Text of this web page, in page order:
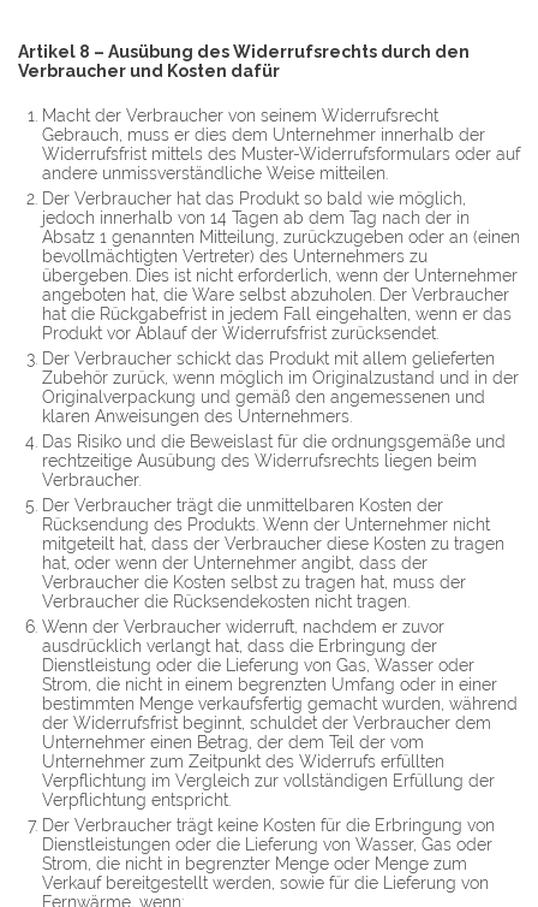
Artikel 8 – Ausübung des Widerrufsrechts durch den
Verbraucher und Kosten dafür
Macht der Verbraucher von seinem Widerrufsrecht
Gebrauch, muss er dies dem Unternehmer innerhalb der
Widerrufsfrist mittels des Muster-Widerrufsformulars oder auf
andere unmissverständliche Weise mitteilen.
Der Verbraucher hat das Produkt so bald wie möglich,
jedoch innerhalb von 14 Tagen ab dem Tag nach der in
Absatz 1 genannten Mitteilung, zurückzugeben oder an (einen
bevollmächtigten Vertreter) des Unternehmers zu
übergeben. Dies ist nicht erforderlich, wenn der Unternehmer
angeboten hat, die Ware selbst abzuholen. Der Verbraucher
hat die Rückgabefrist in jedem Fall eingehalten, wenn er das
Produkt vor Ablauf der Widerrufsfrist zurücksendet.
Der Verbraucher schickt das Produkt mit allem gelieferten
Zubehör zurück, wenn möglich im Originalzustand und in der
Originalverpackung und gemäß den angemessenen und
klaren Anweisungen des Unternehmers.
Das Risiko und die Beweislast für die ordnungsgemäße und
rechtzeitige Ausübung des Widerrufsrechts liegen beim
Verbraucher.
Der Verbraucher trägt die unmittelbaren Kosten der
Rücksendung des Produkts. Wenn der Unternehmer nicht
mitgeteilt hat, dass der Verbraucher diese Kosten zu tragen
hat, oder wenn der Unternehmer angibt, dass der
Verbraucher die Kosten selbst zu tragen hat, muss der
Verbraucher die Rücksendekosten nicht tragen.
Wenn der Verbraucher widerruft, nachdem er zuvor
ausdrücklich verlangt hat, dass die Erbringung der
Dienstleistung oder die Lieferung von Gas, Wasser oder
Strom, die nicht in einem begrenzten Umfang oder in einer
bestimmten Menge verkaufsfertig gemacht wurden, während
der Widerrufsfrist beginnt, schuldet der Verbraucher dem
Unternehmer einen Betrag, der dem Teil der vom
Unternehmer zum Zeitpunkt des Widerrufs erfüllten
Verpflichtung im Vergleich zur vollständigen Erfüllung der
Verpflichtung entspricht.
Der Verbraucher trägt keine Kosten für die Erbringung von
Dienstleistungen oder die Lieferung von Wasser, Gas oder
Strom, die nicht in begrenzter Menge oder Menge zum
Verkauf bereitgestellt werden, sowie für die Lieferung von
Fernwärme, wenn: